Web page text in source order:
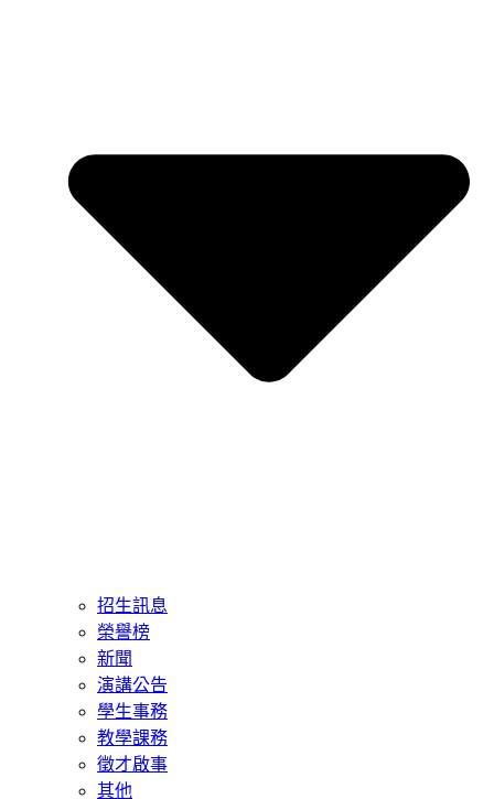
招生訊息
榮譽榜
新聞
演講公告
學生事務
教學課務
徵才啟事
其他